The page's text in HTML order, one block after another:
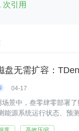
次引用
盘无需扩容：
04-17
景中，叁零肆零部署
能源系统运行状态、预